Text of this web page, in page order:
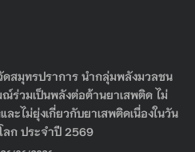
ดสมุทรปราการ นำกลุ่มพลังมวลชน
ร่วมเป็นพลังต่อต้านยาเสพติด ไม่
ละไม่ยุ่งเกี่ยวกับยาเสพติดเนื่องในวัน
ลก ประจำปี 2569